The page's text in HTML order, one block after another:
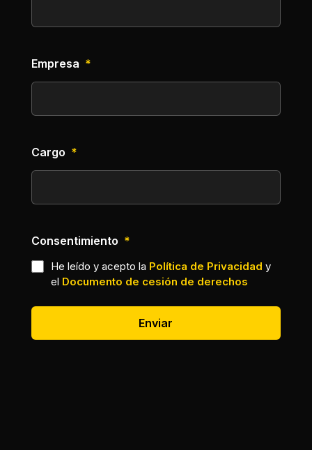
Empresa *
Cargo *
Consentimiento *
He leído y acepto la Política de Privacidad y
el Documento de cesión de derechos